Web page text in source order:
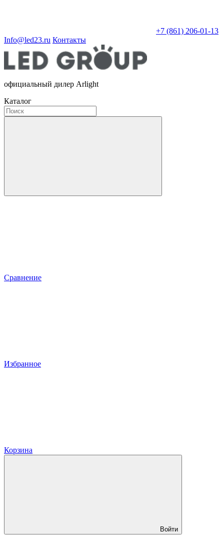
+7 (861) 206-01-13
Info@led23.ru Контакты
официальный дилер Arlight
Каталог
Сравнение
Избранное
Корзина
Войти